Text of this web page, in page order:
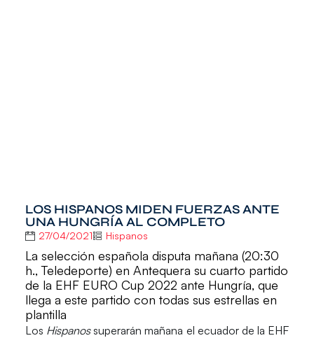
LOS HISPANOS MIDEN FUERZAS ANTE
UNA HUNGRÍA AL COMPLETO
27/04/2021 Hispanos
La selección española disputa mañana (20:30
h., Teledeporte) en Antequera su cuarto partido
de la EHF EURO Cup 2022 ante Hungría, que
llega a este partido con todas sus estrellas en
plantilla
Los Hispanos superarán mañana el ecuador de la EHF